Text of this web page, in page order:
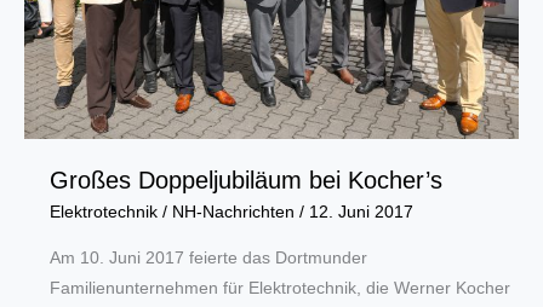
2017
Großes Doppeljubiläum bei Kocher’s
Elektrotechnik/ NH-Nachrichten / 12. Juni 2017
Am 10. Juni 2017 feierte das Dortmunder
Familienunternehmen für Elektrotechnik, die Werner Kocher